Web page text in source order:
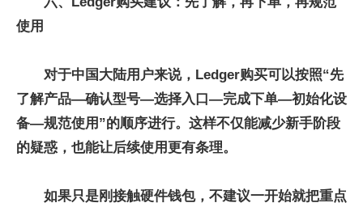
使用
对于中国大陆用户来说，Ledger购买可以按照“先
了解产品—确认型号—选择入口—完成下单—初始化设
备—规范使用”的顺序进行。这样不仅能减少新手阶段
的疑惑，也能让后续使用更有条理。
如果只是刚接触硬件钱包，不建议一开始就把重点